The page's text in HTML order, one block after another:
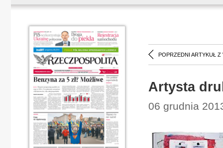
POPRZEDNI ARTYKUŁ Z
Artysta
06 grudnia